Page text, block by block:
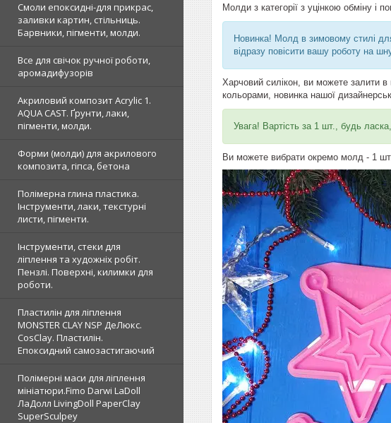
Смоли епоксидні-для прикрас,
заливки картин, стільниць.
Барвники, пігменти, молди.
Все для свічок ручної роботи,
аромадифузорів
Акриловий композит Acrylic 1.
AQUA CAST. Ґрунти, лаки,
пігменти, молди.
Форми (молди) для акрилового
композита, гіпса, бетона
Полімерна глина пластика.
Інструменти, лаки, текстурні
листи, пігменти.
Інструменти, стеки для
ліплення та художніх робіт.
Пензлі. Поверхні, килимки для
роботи.
Пластилін для ліплення
MONSTER CLAY NSP ДеЛюкс.
CosClay. Пластилін.
Епоксидний самозастигаючий
Полімерні маси для ліплення
мініатюри.Fimo Darwi LaDoll
ЛаДолл LivingDoll PaperClay
SuperSculpey
Молди з категорії з уцінкою обміну і
Новинка! Молд в зимовому стилі
відразу повісити вашу роботу на
Харчовий силікон, ви можете залити
кольорами, новинка нашої
Увага! Вартість за 1 шт., будь
Ви можете вибрати окремо молд - 1